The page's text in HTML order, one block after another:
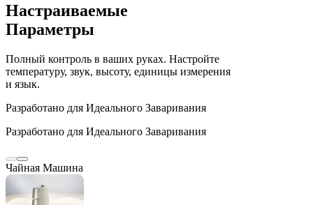
Настраиваемые
Параметры
Полный контроль в ваших руках. Настройте
температуру, звук, высоту, единицы измерения
и язык.
Разработано для Идеального Заваривания
Разработано для Идеального Заваривания
Чайная Машина